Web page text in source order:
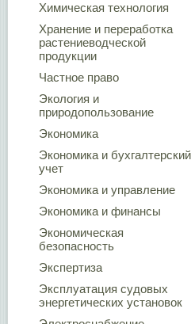
Химическая технология
Хранение и переработка
растениеводческой
продукции
Частное право
Экология и
природопользование
Экономика
Экономика и бухгалтерский
учет
Экономика и управление
Экономика и финансы
Экономическая
безопасность
Экспертиза
Эксплуатация судовых
энергетических установок